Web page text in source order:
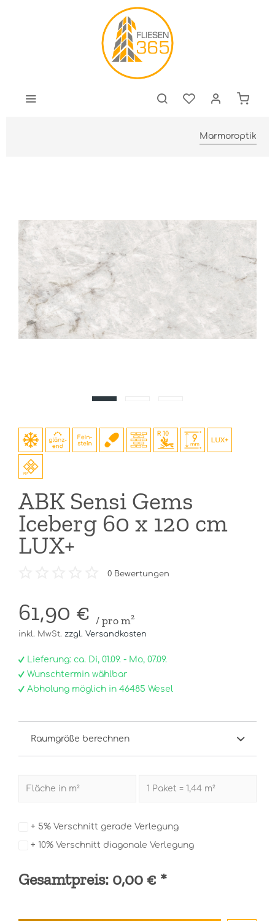
Marmoroptik
ABK Sensi Gems
Iceberg 60 x 120 cm
LUX+
0 Bewertungen
61,90 € / pro m²
inkl. MwSt. zzgl. Versandkosten
Lieferung: ca. Di, 01.09. - Mo, 07.09.
Wunschtermin wählbar
Abholung möglich in 46485 Wesel
Raumgröße berechnen
+ 5% Verschnitt gerade Verlegung
+ 10% Verschnitt diagonale Verlegung
Gesamtpreis: 0,00 € *